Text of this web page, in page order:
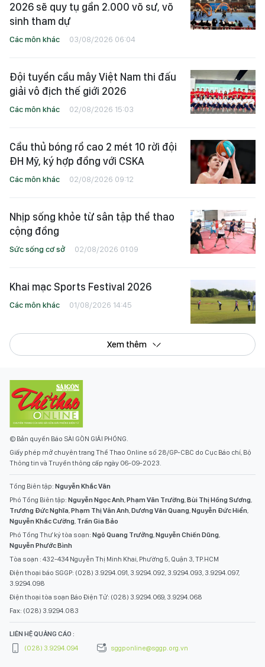
2026 sẽ quy tụ gần 2.000 võ sư, võ
sinh tham dự
Các môn khác 03/08/2026 06:04
Đội tuyển cầu mây Việt Nam thi đấu
giải vô địch thế giới 2026
Các môn khác 02/08/2026 15:03
Cầu thủ bóng rổ cao 2 mét 10 rời đội
ĐH Mỹ, ký hợp đồng với CSKA
Các môn khác 02/08/2026 09:12
Nhịp sống khỏe từ sân tập thể thao
cộng đồng
Sức sống cơ sở 02/08/2026 01:09
Khai mạc Sports Festival 2026
Các môn khác 01/08/2026 14:45
Xem thêm
© Bản quyền Báo SÀI GÒN GIẢI PHÓNG.
Giấy phép mở chuyên trang Thể Thao Online số 28/GP-CBC do Cục Báo chí, Bộ
Thông tin và Truyền thông cấp ngày 06-09-2023.
Tổng Biên tập: Nguyễn Khắc Văn
Phó Tổng Biên tập: Nguyễn Ngọc Anh Phạm Văn Trường Bùi Thị Hồng Sương
Trương Đức Nghĩa Phạm Thị Vân Anh Dương Văn Quang Nguyễn Đức Hiển
Nguyễn Khắc Cường Trần Gia Bảo
Phó Tổng Thư ký tòa soạn: Ngô Quang Trưởng Nguyễn Chiến Dũng
Nguyễn Phước Bình
Tòa soạn : 432-434 Nguyễn Thị Minh Khai, Phường 5, Quận 3, TP.HCM
Điện thoại báo SGGP: (028) 3.9294.091, 3.9294.092, 3.9294.093, 3.9294.097,
3.9294.098
Điện thoại tòa soạn Báo Điện Tử: (028) 3.9294.069, 3.9294.068
Fax: (028) 3.9294.083
LIÊN HỆ QUẢNG CÁO :
(028) 3.9294.094
sggponline@sggp.org.vn